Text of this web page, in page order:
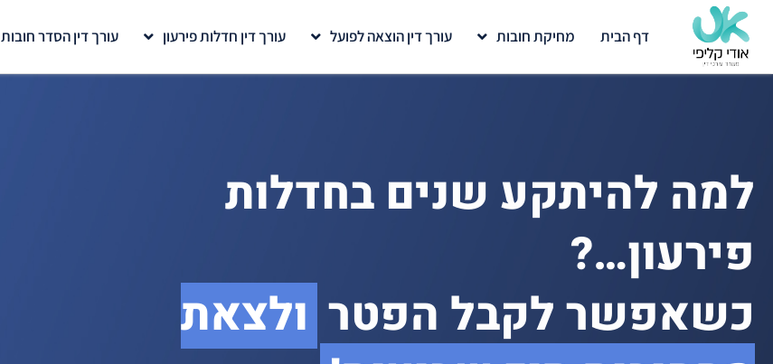
דף הבית מחיקת חובות עורך דין הוצאה לפועל עורך דין חדלות פירעון עורך דין הסדר חובות
למה להיתקע שנים בחדלות
פירעון…?
כשאפשר לקבל הפטר ולצאת